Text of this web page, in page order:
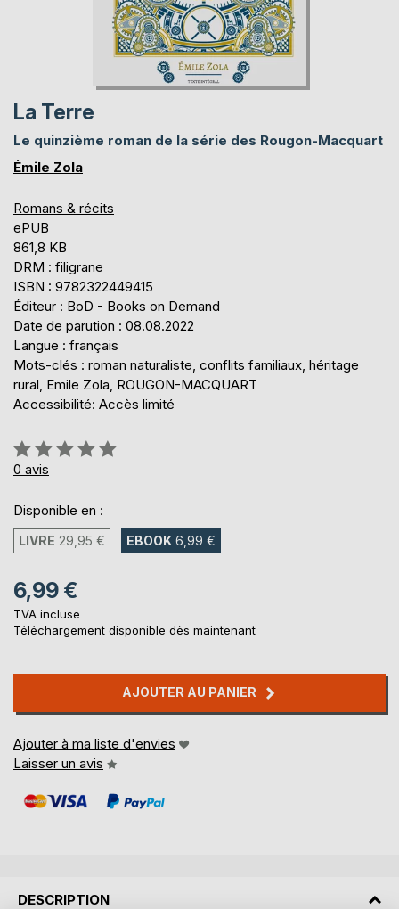
La Terre
Le quinzième roman de la série des Rougon-Macquart
Émile Zola
Romans & récits
ePUB
861,8 KB
DRM : filigrane
ISBN : 9782322449415
Éditeur : BoD - Books on Demand
Date de parution : 08.08.2022
Langue : français
Mots-clés : roman naturaliste, conflits familiaux, héritage
rural, Emile Zola, ROUGON-MACQUART
Accessibilité: Accès limité
Évaluation:
0%
0 avis
Disponible en :
LIVRE 29,95 € EBOOK 6,99 €
6,99 €
TVA incluse
Téléchargement disponible dès maintenant
AJOUTER AU PANIER
Ajouter à ma liste d'envies
Laisser un avis
DESCRIPTION